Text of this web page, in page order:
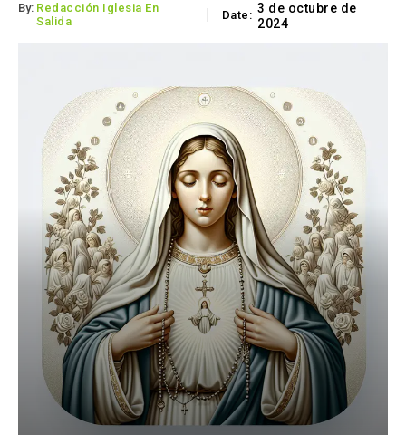
By: Redacción Iglesia En
Salida
Date: 3 de octubre de
2024